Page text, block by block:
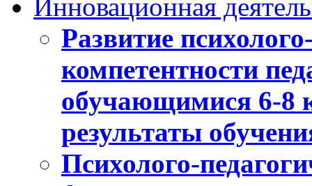
Инновационная
Развитие
компетентности
обучающимися 6-8
результаты
Психолого-